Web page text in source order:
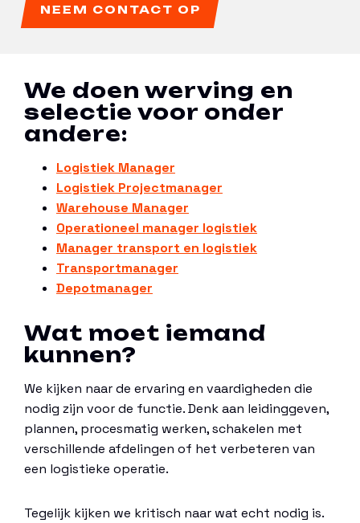
NEEM CONTACT OP
We doen werving en
selectie voor onder
andere:
Logistiek Manager
Logistiek Projectmanager
Warehouse Manager
Operationeel manager logistiek
Manager transport en logistiek
Transportmanager
Depotmanager
Wat moet iemand
kunnen?
We kijken naar de ervaring en vaardigheden die
nodig zijn voor de functie. Denk aan leidinggeven,
plannen, procesmatig werken, schakelen met
verschillende afdelingen of het verbeteren van
een logistieke operatie.
Tegelijk kijken we kritisch naar wat echt nodig is.